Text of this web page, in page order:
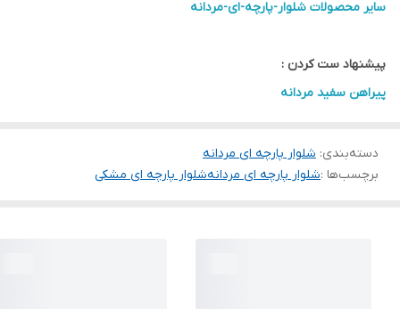
سایر محصولات شلوار-پارچه-ای-مردانه
پیشنهاد ست کردن :
پیراهن سفید مردانه
دسته‌بندی: شلوار پارچه ای مردانه
برچسب‌ها :شلوار پارچه ای مردانهشلوار پارچه ای مشکی